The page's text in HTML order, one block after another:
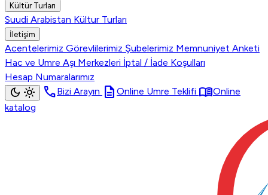
Kültür Turları
Suudi Arabistan Kültur Turları
İletişim
Acentelerimiz Görevlilerimiz Şubelerimiz Memnuniyet Anketi
Hac ve Umre Aşı Merkezleri İptal / İade Koşulları
Hesap Numaralarımız
dark_mode light_mode callBizi Arayın description Online Umre Teklifi menu_bookOnline
katalog